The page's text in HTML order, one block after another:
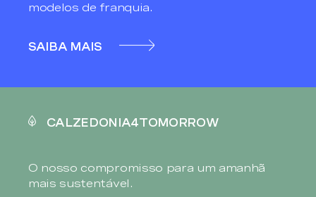
modelos de franquia.
SAIBA MAIS
CALZEDONIA4TOMORROW
O nosso compromisso para um amanhã
mais sustentável.